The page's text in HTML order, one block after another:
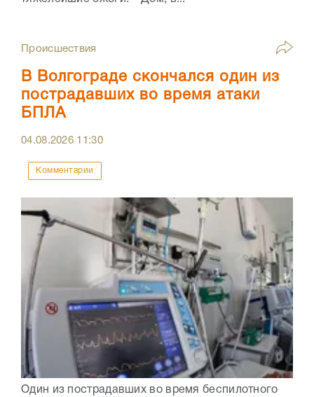
Происшествия
В Волгограде скончался один из
пострадавших во время атаки
БПЛА
04.08.2026 11:30
Комментарии
Один из пострадавших во время беспилотного